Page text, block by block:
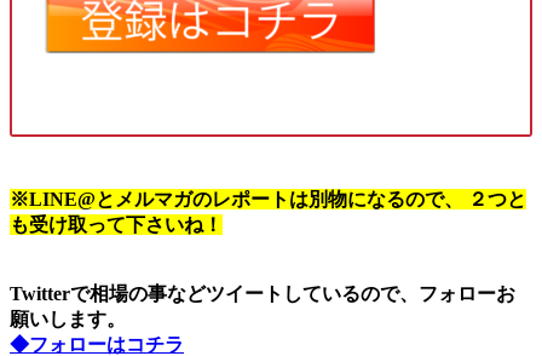
※LINE@とメルマガのレポートは別物になるので、 ２つと
も受け取って下さいね！
Twitterで相場の事などツイートしているので、フォローお
願いします。
◆フォローはコチラ